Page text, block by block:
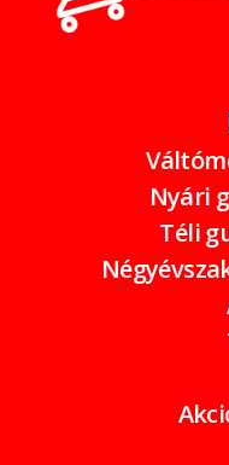
Nyári
Téli